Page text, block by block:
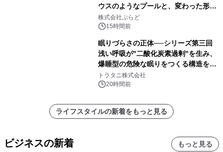
ウスのようなプールと、変わった形の
サウナも 「THE BOXY AWAJI」のお
得な素泊まり連泊プランで
株式会社ぷらど
15時間前
眠りづらさの正体──シリーズ第三回
浅い呼吸が"二酸化炭素過剰"を生み、
爆睡型の危険な眠りをつくる構造を解
説
トラタニ株式会社
20時間前
ライフスタイルの新着をもっと見る
ビジネスの新着 もっと見る